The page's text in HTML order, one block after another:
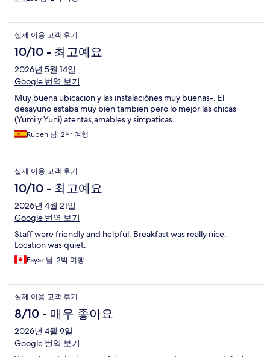
실제 이용 고객 후기
10/10 - 최고예요
2026년 5월 14일
Google 번역 보기
Muy buena ubicacion y las instalaciónes muy buenas-. El
desayuno estaba muy bien tambien pero lo mejor las chicas
(Yumi y Yuni) atentas,amables y simpaticas
Ruben 님, 2박 여행
실제 이용 고객 후기
10/10 - 최고예요
2026년 4월 21일
Google 번역 보기
Staff were friendly and helpful. Breakfast was really nice.
Location was quiet.
Fayaz 님, 2박 여행
실제 이용 고객 후기
8/10 - 매우 좋아요
2026년 4월 9일
Google 번역 보기